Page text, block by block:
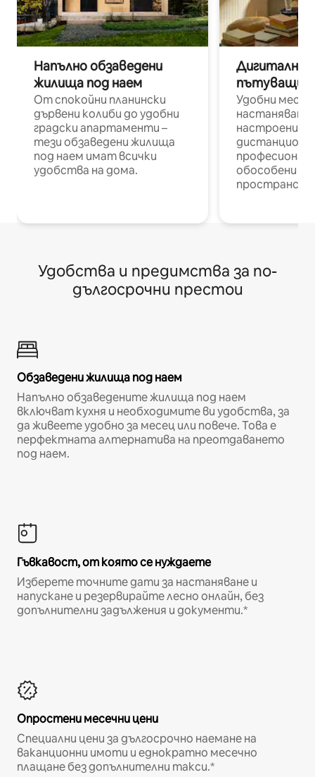
Напълно обзаведени
жилища под наем
От спокойни планински
дървени колиби до удобни
градски апартаменти –
тези обзаведени жилища
под наем имат всички
удобства на дома.
Дигитални
пътуващи
Удобни
настаняване
настроени и
обособени
Удобства и предимства за по-
дългосрочни престои
Обзаведени жилища под наем
Напълно обзаведените жилища под наем
включват кухня и необходимите ви удобства, за
да живеете удобно за месец или повече. Това е
перфектната алтернатива на преотдаването
под наем.
Гъвкавост, от която се нуждаете
Изберете точните дати за настаняване и
напускане и резервирайте лесно онлайн, без
допълнителни задължения и документи.*
Опростени месечни цени
Специални цени за дългосрочно наемане на
ваканционни имоти и еднократно месечно
плащане без допълнителни такси.*